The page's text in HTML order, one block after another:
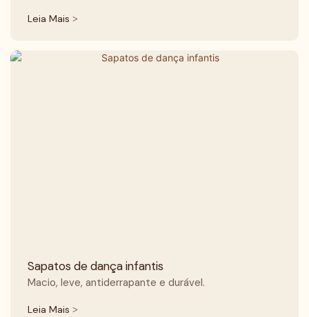
Leia Mais >
Sapatos de dança infantis
Macio, leve, antiderrapante e durável.
Leia Mais >